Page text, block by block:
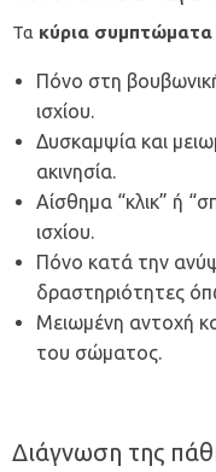
Τα κύρια συμπτώματα
Πόνο στη
ισχίου.
Δυσκαμψία και
ακινησία.
Αίσθημα “κλικ” ή
ισχίου.
Πόνο κατά την
δραστηριότητες
Μειωμένη αντοχή
του σώματος.
Διάγνωση της